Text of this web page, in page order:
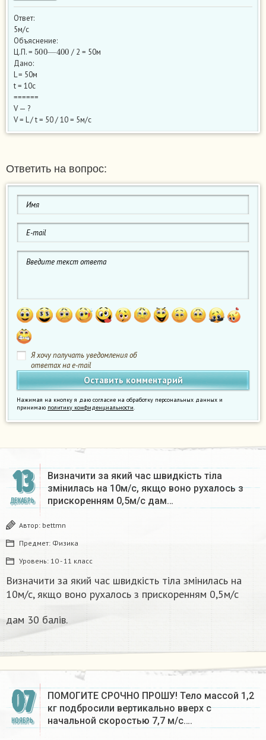
Ответ:
5м/с
Объяснение:
Ц.П. =
500—
400
/ 2 = 50м
Дано:
L = 50м
t = 10c
======
V — ?
V = L / t = 50 / 10 = 5м/с
Ответить на вопрос:
Я хочу получать уведомления об
ответах на e-mail
Нажимая на кнопку я даю согласие на обработку персональных данных и
принимаю политику конфиденциальности.
13
ДЕКАБРЬ
Визначити за який час швидкість тіла
змінилась на 10м/с, якщо воно рухалось з
прискоренням 0,5м/с дам…
Автор: bettmn
Предмет: Физика
Уровень: 10 - 11 класс
Визначити за який час швидкість тіла змінилась на
10м/с, якщо воно рухалось з прискоренням 0,5м/с
дам 30 балів.​
07
НОЯБРЬ
ПОМОГИТЕ СРОЧНО ПРОШУ! Тело массой 1,2
кг подбросили вертикально вверх с
начальной скоростью 7,7 м/с….